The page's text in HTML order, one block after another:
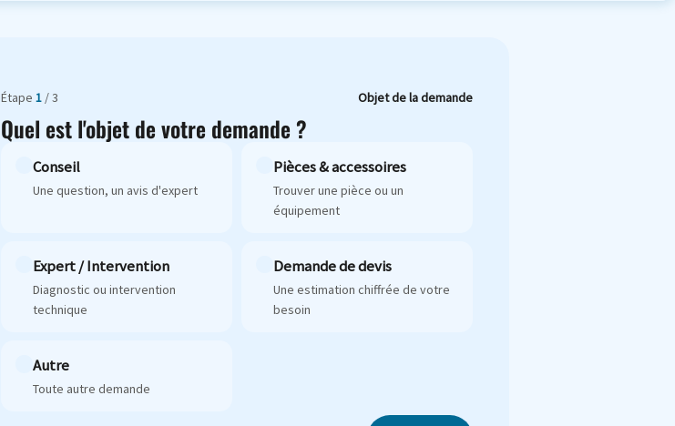
Étape1 / 3 Objet de la demande
Quel est l'objet de votre demande ?
Conseil
Une question, un avis d'expert
Pièces & accessoires
Trouver une pièce ou un
équipement
Expert / Intervention
Diagnostic ou intervention
technique
Demande de devis
Une estimation chiffrée de votre
besoin
Autre
Toute autre demande